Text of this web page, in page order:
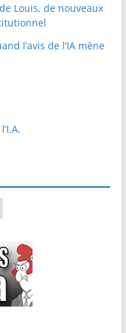
Louis, de nouveaux
l’avis de l’IA mène